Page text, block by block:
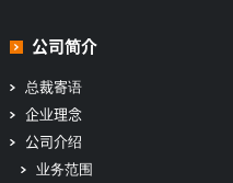
公司简介
总裁寄语
企业理念
公司介绍
业务范围